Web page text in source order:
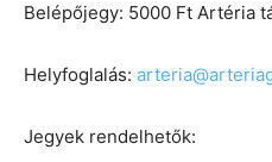
Belépőjegy: 5000 Ft Artéria
Helyfoglalás:
Jegyek rendelhetők: